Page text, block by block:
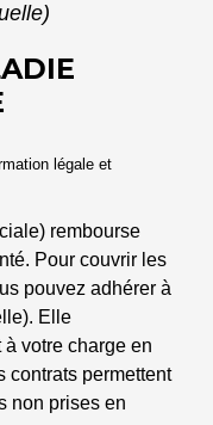
légale et
rembourse
Pour couvrir les
pouvez adhérer à
Elle
votre charge en
contrats permettent
non prises en